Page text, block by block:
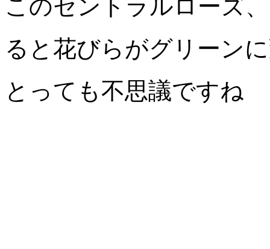
このセントラルローズ
ると花びらがグリーン
とっても不思議ですね